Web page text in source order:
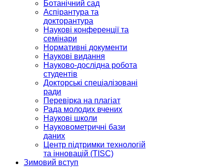
Ботанічний сад
Аспірантура та
докторантура
Наукові конференції та
семінари
Нормативні документи
Наукові видання
Науково-дослідна робота
студентів
Докторські спеціалізовані
ради
Перевірка на плагіат
Рада молодих вчених
Наукові школи
Науковометричні бази
даних
Центр підтримки технологій
та інновацій (TISC)
Зимовий вступ